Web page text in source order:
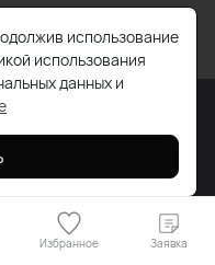
д. 309
на ReadyScript
Избранное Заявка
использование
использования
данных и